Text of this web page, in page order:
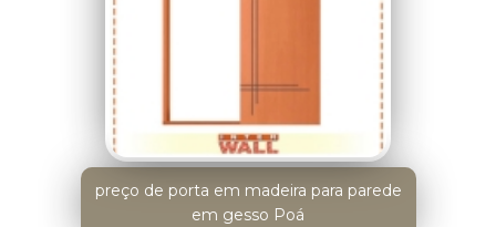
preço de porta em madeira para parede
em gesso Poá